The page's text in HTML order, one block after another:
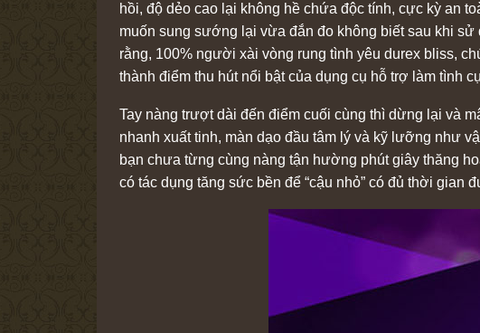
hồi, độ dẻo cao lại không hề chứa độc tính, cực kỳ an
muốn sung sướng lại vừa đắn đo không biết sau khi sử
rằng, 100% người xài vòng rung tình yêu durex bliss,
thành điểm thu hút nổi bật của dụng cụ hỗ trợ làm tình
Tay nàng trượt dài đến điểm cuối cùng thì dừng lại và
nhanh xuất tinh, màn dạo đầu tâm lý và kỹ lưỡng như
bạn chưa từng cùng nàng tận hường phút giây thăng
có tác dụng tăng sức bền để “cậu nhỏ” có đủ thời gian